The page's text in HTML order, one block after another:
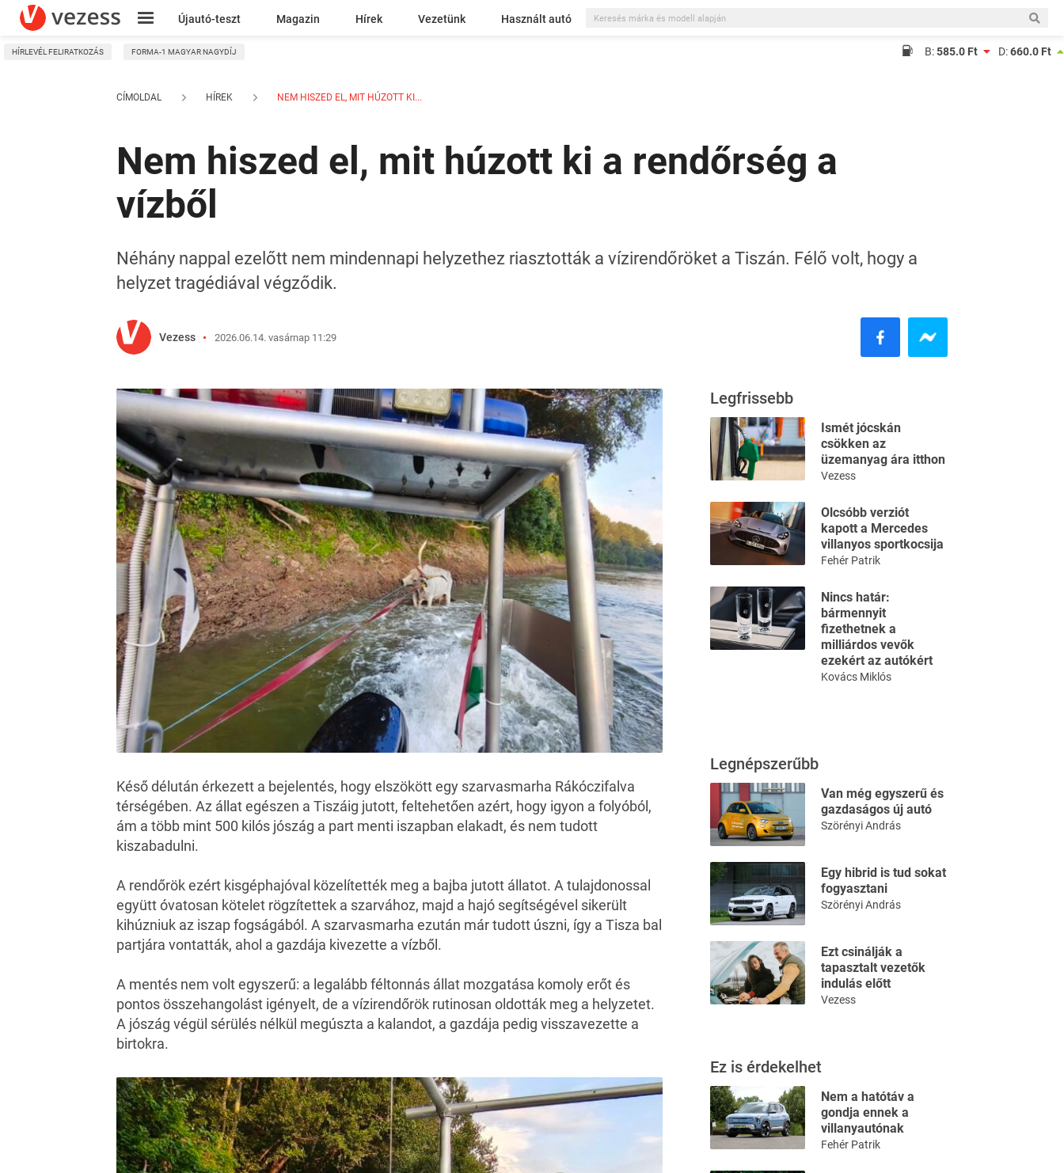
Újautó-teszt Magazin Hírek Vezetünk Használt autó
Kresz
HÍRLEVÉL FELIRATKOZÁS FORMA-1 MAGYAR NAGYDÍJ B:585.0 Ft D:660.0 Ft
CÍMOLDAL HÍREK NEM HISZED EL, MIT HÚZOTT KI...
Nem hiszed el, mit húzott ki a rendőrség a
vízből
Néhány nappal ezelőtt nem mindennapi helyzethez riasztották a vízirendőröket a Tiszán. Félő volt, hogy a
helyzet tragédiával végződik.
Vezess 2026.06.14. vasárnap 11:29
Késő délután érkezett a bejelentés, hogy elszökött egy szarvasmarha Rákóczifalva
térségében. Az állat egészen a Tiszáig jutott, feltehetően azért, hogy igyon a folyóból,
ám a több mint 500 kilós jószág a part menti iszapban elakadt, és nem tudott
kiszabadulni.
A rendőrök ezért kisgéphajóval közelítették meg a bajba jutott állatot. A tulajdonossal
együtt óvatosan kötelet rögzítettek a szarvához, majd a hajó segítségével sikerült
kihúzniuk az iszap fogságából. A szarvasmarha ezután már tudott úszni, így a Tisza bal
partjára vontatták, ahol a gazdája kivezette a vízből.
A mentés nem volt egyszerű: a legalább féltonnás állat mozgatása komoly erőt és
pontos összehangolást igényelt, de a vízirendőrök rutinosan oldották meg a helyzetet.
A jószág végül sérülés nélkül megúszta a kalandot, a gazdája pedig visszavezette a
birtokra.
Legfrissebb
Ismét jócskán
csökken az
üzemanyag ára itthon
Vezess
Olcsóbb verziót
kapott a Mercedes
villanyos sportkocsija
Fehér Patrik
Nincs határ:
bármennyit
fizethetnek a
milliárdos vevők
ezekért az autókért
Kovács Miklós
Legnépszerűbb
Van még egyszerű és
gazdaságos új autó
Szörényi András
Egy hibrid is tud sokat
fogyasztani
Szörényi András
Ezt csinálják a
tapasztalt vezetők
indulás előtt
Vezess
Ez is érdekelhet
Nem a hatótáv a
gondja ennek a
villanyautónak
Fehér Patrik